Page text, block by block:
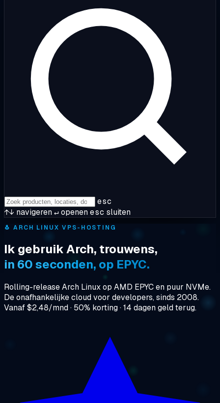
esc
↑↓ navigeren↵openenesc sluiten
🐧 ARCH LINUX VPS-HOSTING
Ik gebruik Arch, trouwens,
in 60 seconden, op EPYC.
Rolling-release Arch Linux op AMD EPYC en puur NVMe.
De onafhankelijke cloud voor developers, sinds 2008.
Vanaf $2,48/mnd · 50% korting · 14 dagen geld terug.